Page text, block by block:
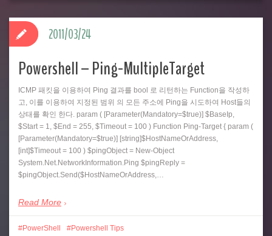
Powershell – Ping-MultipleTarget
ICMP 패킷을 이용하여 Ping 결과를 bool 로 리턴하는 Function을 작성하
고, 이를 이용하여 지정된 범위 의 모든 주소에 Ping을 시도하여 Host들의
상태를 확인 한다. param ( [Parameter(Mandatory=$true)] $BaseIp,
$Start = 1, $End = 255, $Timeout = 100 ) Function Ping-Target { param (
[Parameter(Mandatory=$true)] [string]$HostNameOrAddress,
[int]$Timeout = 100 ) $pingObject = New-Object
System.Net.NetworkInformation.Ping $pingReply =
$pingObject.Send($HostNameOrAddress,…
Read More
2011/03/24
PowerShell
Powershell Tips